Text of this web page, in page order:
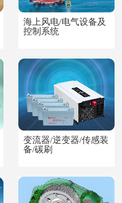
海上风电/电气设备及
控制系统
变流器/逆变器/传感装
备/碳刷